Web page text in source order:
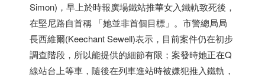
Simon)，早上於時報廣場鐵站推華女入鐵軌致死後，
在堅尼路自首稱 「她並非首個目標」。市警總局局
長西維爾(Keechant Sewell)表示，目前案件仍在初步
調查階段，所以能提供的細節有限；案發時她正在Q
線站台上等車，隨後在列車進站時被嫌犯推入鐵軌，